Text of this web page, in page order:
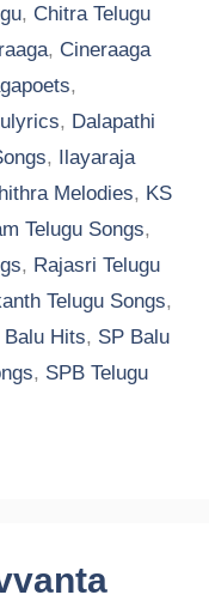
, Chitra Telugu
, Cineraaga
,
, Dalapathi
, Ilayaraja
Melodies, KS
Telugu Songs,
, Rajasri Telugu
Telugu Songs,
Balu Hits, SP Balu
, SPB Telugu